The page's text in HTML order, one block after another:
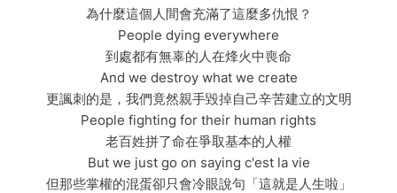
為什麼這個人間會充滿了這麼多仇恨？
People dying everywhere
到處都有無辜的人在烽火中喪命
And we destroy what we create
更諷刺的是，我們竟然親手毀掉自己辛苦建立的文明
People fighting for their human rights
老百姓拼了命在爭取基本的人權
But we just go on saying c'est la vie
但那些掌權的混蛋卻只會冷眼說句「這就是人生啦」